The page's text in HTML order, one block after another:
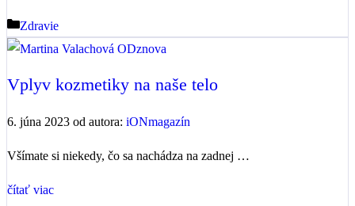
Kategórie
Zdravie
Vplyv kozmetiky na naše telo
6. júna 2023 od autora: iONmagazín
Všímate si niekedy, čo sa nachádza na zadnej …
čítať viac